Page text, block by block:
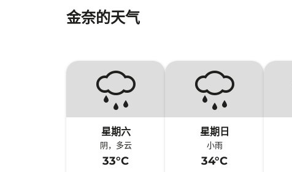
金奈的天气
星期六
阴，多云
33°C
星期日
小雨
34°C